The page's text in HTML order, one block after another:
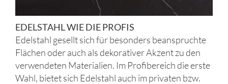
EDELSTAHL WIE DIE PROFIS
Edelstahl gesellt sich für besonders beanspruchte
Flächen oder auch als dekorativer Akzent zu den
verwendeten Materialien. Im Profibereich die erste
Wahl, bietet sich Edelstahl auch im privaten bzw.